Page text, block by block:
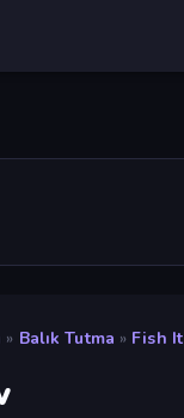
» Balık Tutma » Fish